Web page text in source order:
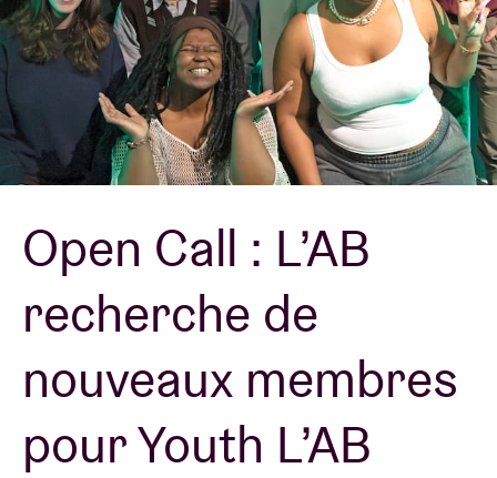
AB ❤ you
Location de salles
BRDCST
ABtv
Chèque-concert
À propos de l'AB
Open Call : L’AB
recherche de
nouveaux membres
pour Youth L’AB